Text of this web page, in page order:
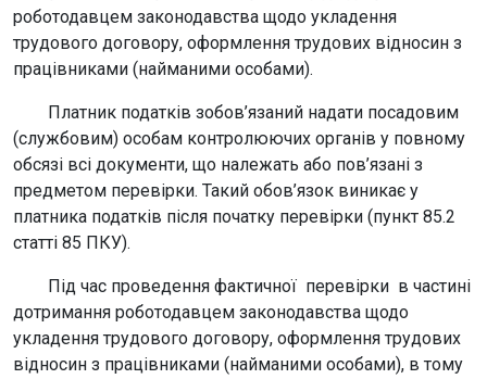
роботодавцем законодавства щодо укладення
трудового договору, оформлення трудових відносин з
працівниками (найманими особами).
Платник податків зобов’язаний надати посадовим
(службовим) особам контролюючих органів у повному
обсязі всі документи, що належать або пов’язані з
предметом перевірки. Такий обов’язок виникає у
платника податків після початку перевірки (пункт 85.2
статті 85 ПКУ).
Під час проведення фактичної перевірки в частині
дотримання роботодавцем законодавства щодо
укладення трудового договору, оформлення трудових
відносин з працівниками (найманими особами), в тому